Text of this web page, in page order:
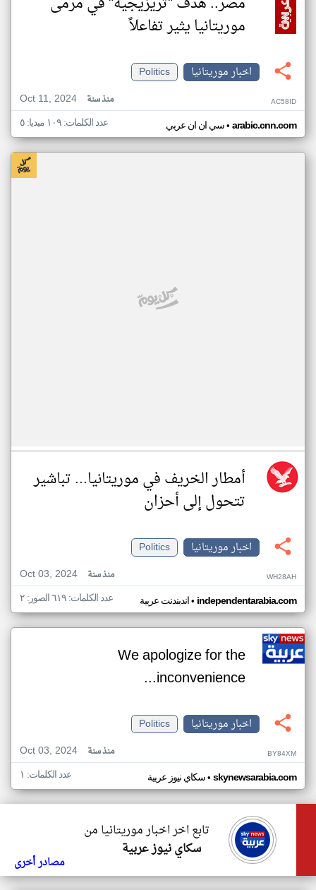
موريتانيا يثير تفاعلاً
اخبار موريتانيا
Politics
Oct 11, 2024
منذ سنة AC58ID
سي ان ان عربي• arabic.cnn.com عدد الكلمات: ١٠٩ ميديا: ٥
أمطار الخريف في موريتانيا... تباشير
تتحول إلى أحزان
اخبار موريتانيا
Politics
Oct 03, 2024
منذ سنة WH28AH
اندبندنت عربية• independentarabia.com عدد الكلمات: ٦١٩ الصور: ٢
We apologize for the
inconvenience...
اخبار موريتانيا
Politics
Oct 03, 2024
منذ سنة BY84XM
سكاي نيوز عربية• skynewsarabia.com عدد الكلمات: ١
تابع اخر اخبار موريتانيا من
سكاي نيوز عربية
مصادر أخرى